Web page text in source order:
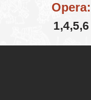
Opera:
1,4,5,6